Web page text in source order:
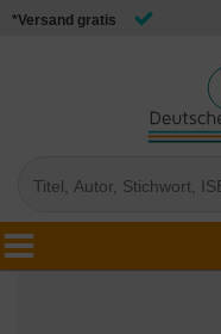
*Versand gratis